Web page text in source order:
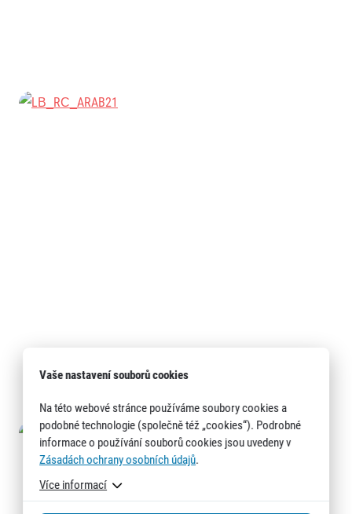
Vaše nastavení souborů cookies
Na této webové stránce používáme soubory cookies a
podobné technologie (společně též „cookies“). Podrobné
informace o používání souborů cookies jsou uvedeny v
Zásadách ochrany osobních údajů.
Více informací